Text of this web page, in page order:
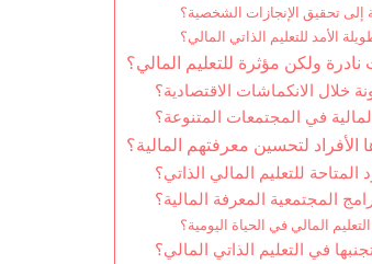
إلى تحقيق الإنجازات الشخصية؟
الأمد للتعليم الذاتي المالي؟
ولكن مؤثرة للتعليم المالي؟
خلال الانكماشات الاقتصادية؟
في المجتمعات المتنوعة؟
الأفراد لتحسين معرفتهم المالية؟
المتاحة للتعليم المالي الذاتي؟
المجتمعية المعرفة المالية؟
المالي في الحياة اليومية؟
في التعليم الذاتي المالي؟